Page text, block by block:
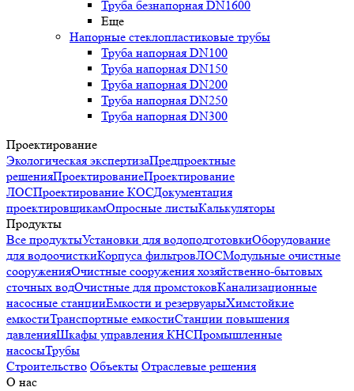
Труба безнапорная DN1600
Еще
Напорные стеклопластиковые трубы
Труба напорная DN100
Труба напорная DN150
Труба напорная DN200
Труба напорная DN250
Труба напорная DN300
Проектирование
Экологическая экспертизаПредпроектные
решенияПроектированиеПроектирование
ЛОСПроектирование КОСДокументация
проектировщикамОпросные листыКалькуляторы
Продукты
Все продуктыУстановки для водоподготовкиОборудование
для водоочисткиКорпуса фильтровЛОСМодульные очистные
сооруженияОчистные сооружения хозяйственно-бытовых
сточных водОчистные для промстоковКанализационные
насосные станцииЕмкости и резервуарыХимстойкие
емкостиТранспортные емкостиСтанции повышения
давленияШкафы управления КНСПромышленные
насосыТрубы
Строительство Объекты Отраслевые решения
О нас